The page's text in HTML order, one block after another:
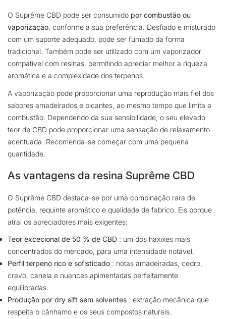
O Suprême CBD pode ser consumido por combustão ou
vaporização, conforme a sua preferência. Desfiado e misturado
com um suporte adequado, pode ser fumado da forma
tradicional. Também pode ser utilizado com um vaporizador
compatível com resinas, permitindo apreciar melhor a riqueza
aromática e a complexidade dos terpenos.
A vaporização pode proporcionar uma reprodução mais fiel dos
sabores amadeirados e picantes, ao mesmo tempo que limita a
combustão. Dependendo da sua sensibilidade, o seu elevado
teor de CBD pode proporcionar uma sensação de relaxamento
acentuada. Recomenda-se começar com uma pequena
quantidade.
As vantagens da resina Suprême CBD
O Suprême CBD destaca-se por uma combinação rara de
potência, requinte aromático e qualidade de fabrico. Eis porque
atrai os apreciadores mais exigentes:
Teor excecional de 50 % de CBD : um dos haxixes mais
concentrados do mercado, para uma intensidade notável.
Perfil terpeno rico e sofisticado : notas amadeiradas, cedro,
cravo, canela e nuances apimentadas perfeitamente
equilibradas.
Produção por dry sift sem solventes : extração mecânica que
respeita o cânhamo e os seus compostos naturais.